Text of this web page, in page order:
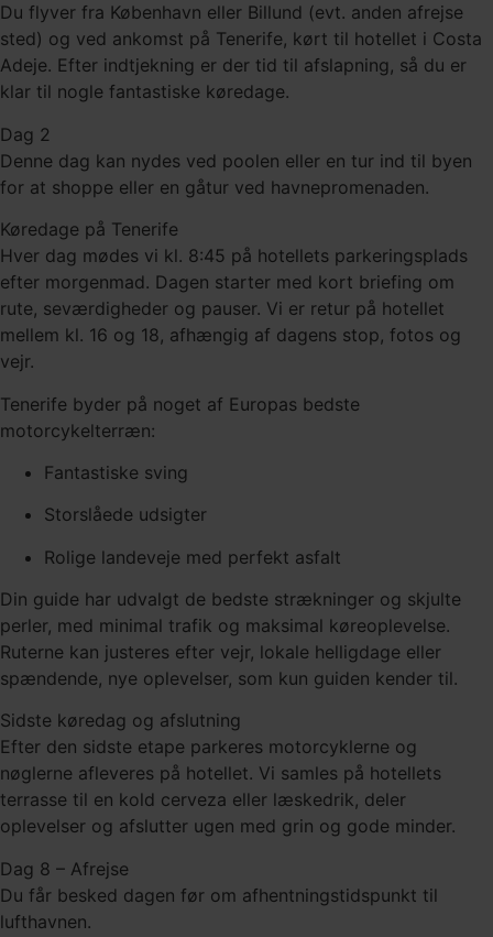
Du flyver fra København eller Billund (evt. anden afrejse
sted) og ved ankomst på Tenerife, kørt til hotellet i Costa
Adeje. Efter indtjekning er der tid til afslapning, så du er
klar til nogle fantastiske køredage.
Dag 2
Denne dag kan nydes ved poolen eller en tur ind til byen
for at shoppe eller en gåtur ved havnepromenaden.
Køredage på Tenerife
Hver dag mødes vi kl. 8:45 på hotellets parkeringsplads
efter morgenmad. Dagen starter med kort briefing om
rute, seværdigheder og pauser. Vi er retur på hotellet
mellem kl. 16 og 18, afhængig af dagens stop, fotos og
vejr.
Tenerife byder på noget af Europas bedste
motorcykelterræn:
Fantastiske sving
Storslåede udsigter
Rolige landeveje med perfekt asfalt
Din guide har udvalgt de bedste strækninger og skjulte
perler, med minimal trafik og maksimal køreoplevelse.
Ruterne kan justeres efter vejr, lokale helligdage eller
spændende, nye oplevelser, som kun guiden kender til.
Sidste køredag og afslutning
Efter den sidste etape parkeres motorcyklerne og
nøglerne afleveres på hotellet. Vi samles på hotellets
terrasse til en kold cerveza eller læskedrik, deler
oplevelser og afslutter ugen med grin og gode minder.
Dag 8 – Afrejse
Du får besked dagen før om afhentningstidspunkt til
lufthavnen.